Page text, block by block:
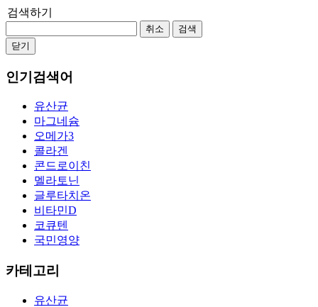
검색하기
취소
검색
닫기
인기검색어
유산균
마그네슘
오메가3
콜라겐
콘드로이친
멜라토닌
글루타치온
비타민D
코큐텐
국민영양
카테고리
유산균